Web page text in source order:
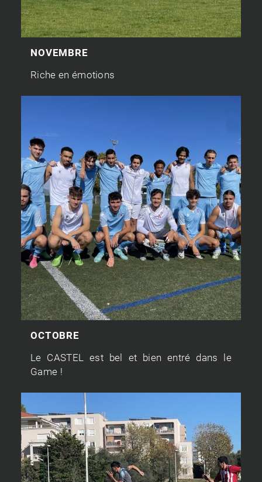
NOVEMBRE
Riche en émotions
OCTOBRE
Le CASTEL est bel et bien entré dans le
Game !